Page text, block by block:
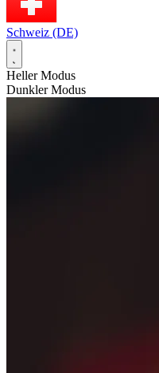
Schweiz (DE)
Heller Modus
Dunkler Modus